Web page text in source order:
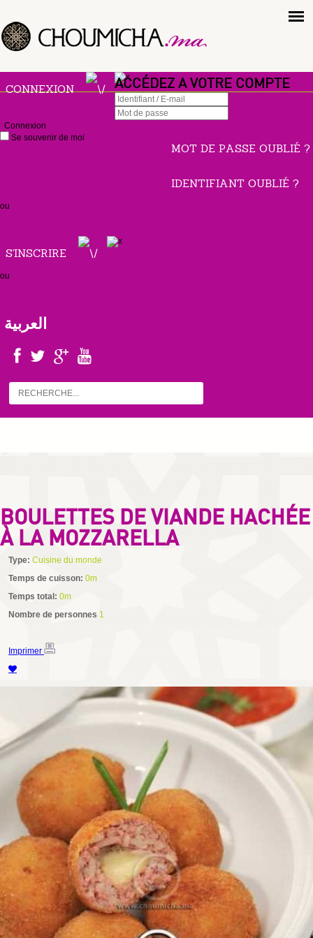
CONNEXION ACCÉDEZ A VOTRE COMPTE
Connexion
Se souvenir de moi
MOT DE PASSE OUBLIÉ ?
IDENTIFIANT OUBLIÉ ?
ou
S'INSCRIRE
ou
العربية
BOULETTES DE VIANDE HACHÉE
À LA MOZZARELLA
Type: Cuisine du monde
Temps de cuisson: 0m
Temps total: 0m
Nombre de personnes 1
Imprimer